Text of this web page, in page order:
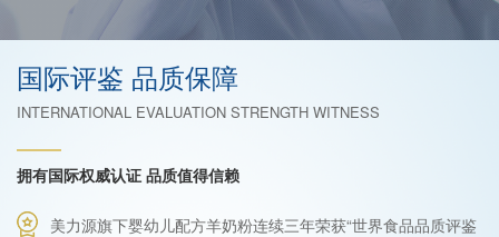
国际评鉴 品质保障
INTERNATIONAL EVALUATION STRENGTH WITNESS
拥有国际权威认证 品质值得信赖
美力源旗下婴幼儿配方羊奶粉连续三年荣获“世界食品品质评鉴